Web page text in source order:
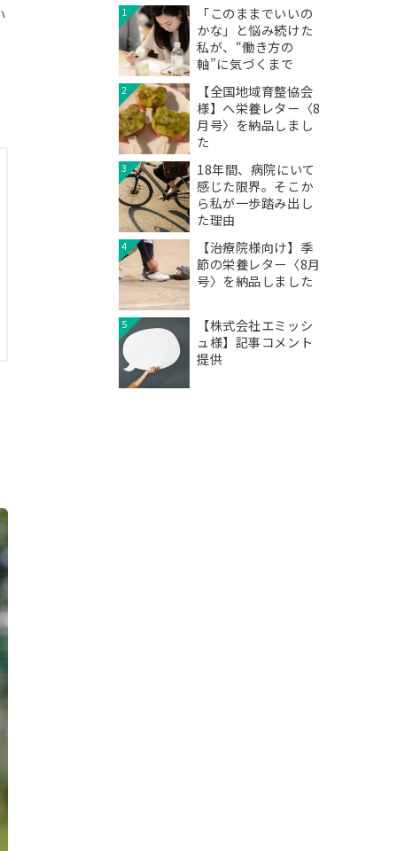
1
「このままでいいの
かな」と悩み続けた
私が、“働き方の
軸”に気づくまで
2
【全国地域育整協会
様】へ栄養レター〈8
月号〉を納品しまし
た
3
18年間、病院にいて
感じた限界。そこか
ら私が一歩踏み出し
た理由
4
【治療院様向け】季
節の栄養レター〈8月
号〉を納品しました
5
【株式会社エミッシ
ュ様】記事コメント
提供